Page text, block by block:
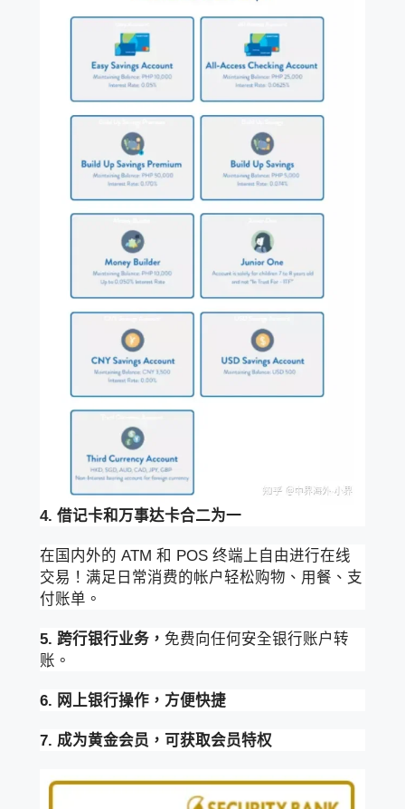
4. 借记卡和万事达卡合二为一
在国内外的 ATM 和 POS 终端上自由进行在线
交易！满足日常消费的帐户轻松购物、用餐、支
付账单。
5. 跨行银行业务， 免费向任何安全银行账户转
账。
6. 网上银行操作，方便快捷
7. 成为黄金会员，可获取会员特权